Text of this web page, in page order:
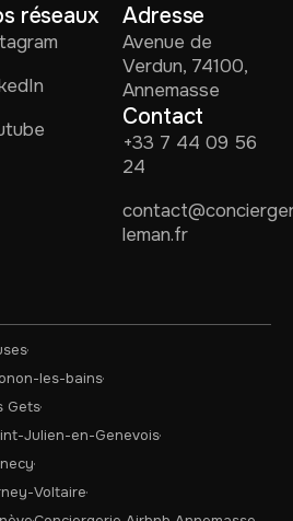
réseaux Adresse
Avenue de
Verdun, 74100,
Annemasse
Contact
+33 7 44 09 56
24
leman.fr
les-bains
Gets
Julien-en-Genevois
Voltaire